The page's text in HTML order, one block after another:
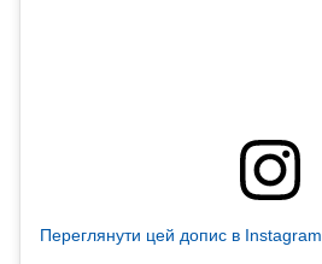
Переглянути цей допис в Instagram